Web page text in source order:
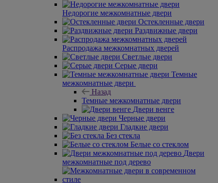
Недорогие межкомнатные двери
Остекленные двери
Раздвижные двери
Распродажа межкомнатных дверей
Светлые двери
Серые двери
Темные
межкомнатные двери
Назад
Темные межкомнатные двери
Двери венге
Черные двери
Гладкие двери
Без стекла
Белые со стеклом
Двери
межкомнатные под дерево